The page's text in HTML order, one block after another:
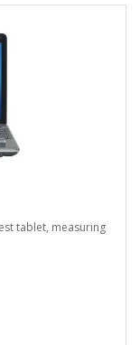
tablet, measuring